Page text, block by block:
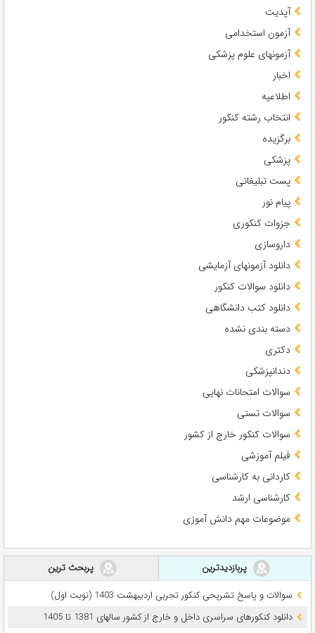
آپدیت
آزمون استخدامی
آزمونهای علوم پزشکی
اخبار
اطلاعیه
انتخاب رشته کنکور
برگزیده
پزشکی
پست تبلیغاتی
پیام نور
جزوات کنکوری
داروسازی
دانلود آزمونهای آزمایشی
دانلود سوالات کنکور
دانلود کتب دانشگاهی
دسته بندی نشده
دکتری
دندانپزشکی
سوالات امتحانات نهایی
سوالات تستی
سوالات کنکور خارج از کشور
فیلم آموزشی
کاردانی به کارشناسی
کارشناسی ارشد
موضوعات مهم دانش آموزی
پربازدیدترین
پربحث ترین
سوالات و پاسخ تشریحی کنکور تجربی اردیبهشت 1403 (نوبت اول)
دانلود کنکورهای سراسری داخل و خارج از کشور سالهای 1381 تا 1405